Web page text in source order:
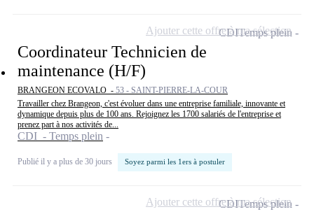
Coordinateur Technicien de
maintenance (H/F)
BRANGEON ECOVALO - 53 - SAINT-PIERRE-LA-COUR
Travailler chez Brangeon, c'est évoluer dans une entreprise familiale, innovante et
dynamique depuis plus de 100 ans. Rejoignez les 1700 salariés de l'entreprise et
prenez part à nos activités de...
CDI - Temps plein
Publié il y a plus de 30 jours Soyez parmi les 1ers à postuler
CDITemps plein
Ajouter cette offre à ma sélection
CDITemps plein
Ajouter cette offre à ma sélection